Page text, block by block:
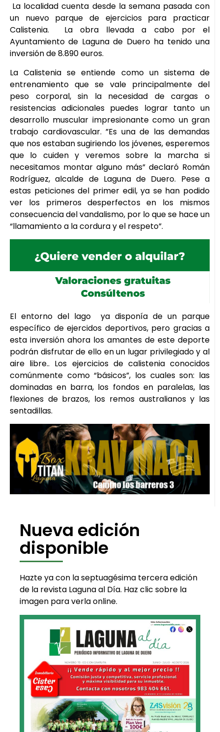
La localidad cuenta desde la semana pasada con
un nuevo parque de ejercicios para practicar
Calistenia. La obra llevada a cabo por el
Ayuntamiento de Laguna de Duero ha tenido una
inversión de 8.890 euros.
La Calistenia se entiende como un sistema de
entrenamiento que se vale principalmente del
peso corporal, sin la necesidad de cargas o
resistencias adicionales puedes lograr tanto un
desarrollo muscular impresionante como un gran
trabajo cardiovascular. ”Es una de las demandas
que nos estaban sugiriendo los jóvenes, esperemos
que lo cuiden y veremos sobre la marcha si
necesitamos montar alguno más” declaró Román
Rodríguez, alcalde de Laguna de Duero. Pese a
estas peticiones del primer edil, ya se han podido
ver los primeros desperfectos en los mismos
consecuencia del vandalismo, por lo que se hace un
“llamamiento a la cordura y el respeto”.
El entorno del lago ya disponía de un parque
específico de ejercidos deportivos, pero gracias a
esta inversión ahora los amantes de este deporte
podrán disfrutar de ello en un lugar privilegiado y al
aire libre.. Los ejercicios de calistenia conocidos
comúnmente como “básicos”, los cuales son: las
dominadas en barra, los fondos en paralelas, las
flexiones de brazos, los remos australianos y las
sentadillas.
Nueva edición
disponible
Hazte ya con la septuagésima tercera edición
de la revista Laguna al Día. Haz clic sobre la
imagen para verla online.